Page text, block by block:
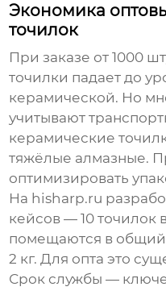
Экономика
точилок
При заказе от 1000
точилки падает до
керамической. Но
учитывают
керамические
тяжёлые алмазные.
оптимизировать
На hisharp.ru
кейсов — 10 точилок
помещаются в
2 кг. Для опта это
Срок службы —